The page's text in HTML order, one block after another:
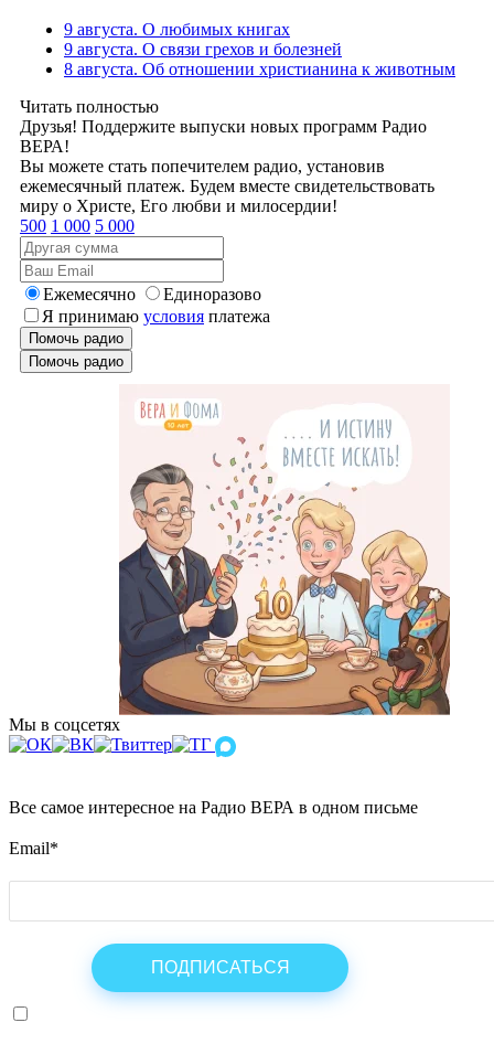
9 августа. О любимых книгах
9 августа. О связи грехов и болезней
8 августа. Об отношении христианина к животным
Читать полностью
Друзья! Поддержите выпуски новых программ Радио
ВЕРА!
Вы можете стать попечителем радио, установив
ежемесячный платеж. Будем вместе свидетельствовать
миру о Христе, Его любви и милосердии!
500 1 000 5 000
Ежемесячно
Единоразово
Я принимаю условия платежа
Помочь радио
Помочь радио
Мы в соцсетях
Все самое интересное на Радио ВЕРА в одном письме
Email*